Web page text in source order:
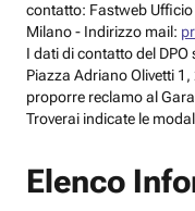
contatto: Fastweb
Milano - Indirizzo mail:
I dati di contatto del DPO
Piazza Adriano Olivetti
proporre reclamo al
Troverai indicate le
Elenco